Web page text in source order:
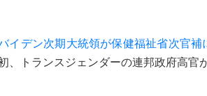
イデン次期大統領が保健福祉省次官補
初、トランスジェンダーの連邦政府高官